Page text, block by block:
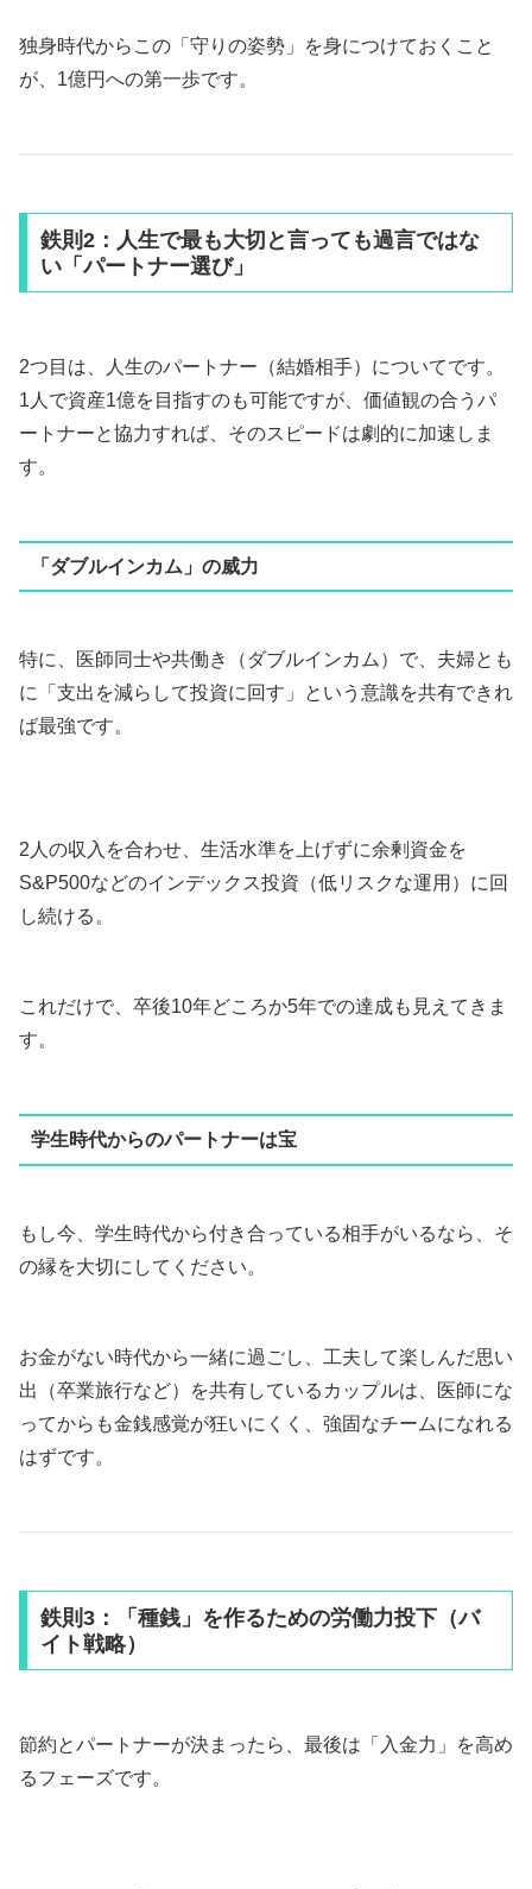
独身時代からこの「守りの姿勢」を身につけておくこと
が、1億円への第一歩です。
鉄則2：人生で最も大切と言っても過言ではな
い「パートナー選び」
2つ目は、人生のパートナー（結婚相手）についてです。
1人で資産1億を目指すのも可能ですが、価値観の合うパ
ートナーと協力すれば、そのスピードは劇的に加速しま
す。
「ダブルインカム」の威力
特に、医師同士や共働き（ダブルインカム）で、夫婦とも
に「支出を減らして投資に回す」という意識を共有できれ
ば最強です。
2人の収入を合わせ、生活水準を上げずに余剰資金を
S&P500などのインデックス投資（低リスクな運用）に回
し続ける。
これだけで、卒後10年どころか5年での達成も見えてきま
す。
学生時代からのパートナーは宝
もし今、学生時代から付き合っている相手がいるなら、そ
の縁を大切にしてください。
お金がない時代から一緒に過ごし、工夫して楽しんだ思い
出（卒業旅行など）を共有しているカップルは、医師にな
ってからも金銭感覚が狂いにくく、強固なチームになれる
はずです。
鉄則3：「種銭」を作るための労働力投下（バ
イト戦略）
節約とパートナーが決まったら、最後は「入金力」を高め
るフェーズです。